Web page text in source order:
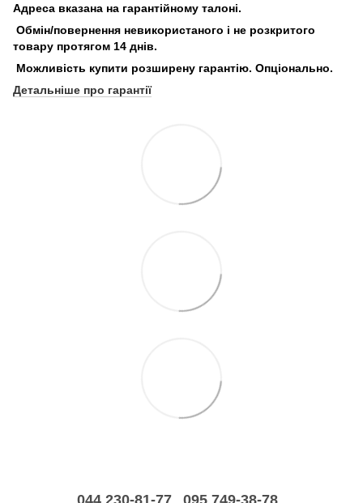
Адреса вказана на гарантійному талоні.
Обмін/повернення невикористаного і не розкритого
товару протягом 14 днів.
Можливість купити розширену гарантію. Опціонально.
Детальніше про гарантії
044 230-81-77 095 749-38-78